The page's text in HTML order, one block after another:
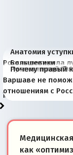
Анатомия
Россия потеряла
рыбопромысловые
районы Баренцева
моря
Большевики
отличаются от
тем, что они -
победители
Киевская
Запада
«переобувании»
В России
перемены: 15
суверенной
Миграционный
Европы
Россия начинает
сбрасывать
Анкориджа
Россия зимой
года: первые
внутренней
Русская нация
сегодня
Почему правый
Варшаве не
отношениям с
как